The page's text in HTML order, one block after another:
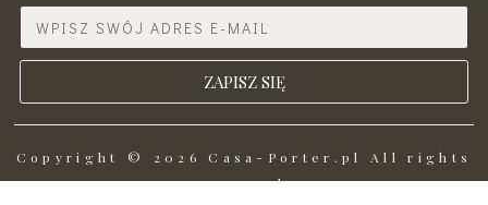
ZAPISZ SIĘ
Copyright © 2026 Casa-Porter.pl All rights
reserved.